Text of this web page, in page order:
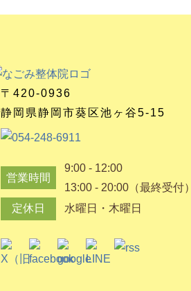
〒420-0936
静岡県静岡市葵区池ヶ谷5-15
営業時間
9:00 - 12:00
13:00 - 20:00（最終受付）
定休日
水曜日・木曜日